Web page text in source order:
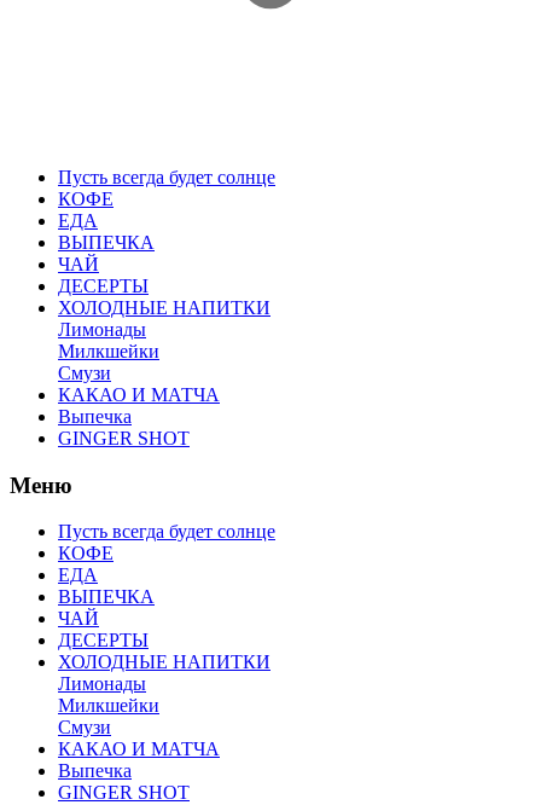
Пусть всегда будет солнце
КОФЕ
ЕДА
ВЫПЕЧКА
ЧАЙ
ДЕСЕРТЫ
ХОЛОДНЫЕ НАПИТКИ
Лимонады
Милкшейки
Смузи
КАКАО И МАТЧА
Выпечка
GINGER SHOT
Меню
Пусть всегда будет солнце
КОФЕ
ЕДА
ВЫПЕЧКА
ЧАЙ
ДЕСЕРТЫ
ХОЛОДНЫЕ НАПИТКИ
Лимонады
Милкшейки
Смузи
КАКАО И МАТЧА
Выпечка
GINGER SHOT